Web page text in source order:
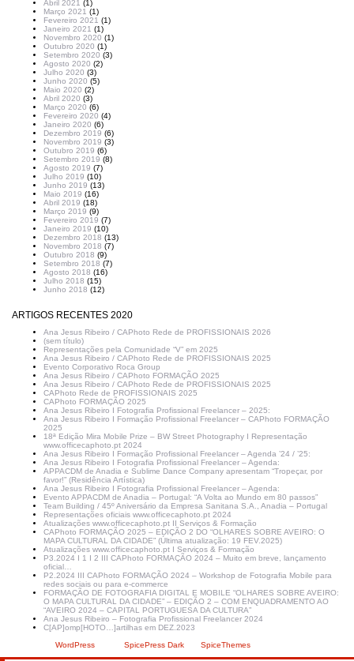
Abril 2021 (1)
Março 2021 (1)
Fevereiro 2021 (1)
Janeiro 2021 (1)
Novembro 2020 (1)
Outubro 2020 (1)
Setembro 2020 (3)
Agosto 2020 (2)
Julho 2020 (3)
Junho 2020 (5)
Maio 2020 (2)
Abril 2020 (3)
Março 2020 (6)
Fevereiro 2020 (4)
Janeiro 2020 (6)
Dezembro 2019 (6)
Novembro 2019 (3)
Outubro 2019 (6)
Setembro 2019 (8)
Agosto 2019 (7)
Julho 2019 (10)
Junho 2019 (13)
Maio 2019 (16)
Abril 2019 (18)
Março 2019 (9)
Fevereiro 2019 (7)
Janeiro 2019 (10)
Dezembro 2018 (13)
Novembro 2018 (7)
Outubro 2018 (9)
Setembro 2018 (7)
Agosto 2018 (16)
Julho 2018 (15)
Junho 2018 (12)
ARTIGOS RECENTES 2020
Ana Jesus Ribeiro / CAPhoto Rede de PROFISSIONAIS 2026
(sem título)
Representações pela Comunidade “V” em 2025
Ana Jesus Ribeiro / CAPhoto Rede de PROFISSIONAIS 2025
Evento Corporativo Roca Group
Ana Jesus Ribeiro / CAPhoto FORMAÇÃO 2025
Ana Jesus Ribeiro / CAPhoto Rede de PROFISSIONAIS 2025
CAPhoto Rede de PROFISSIONAIS 2025
CAPhoto FORMAÇÃO 2025
Ana Jesus Ribeiro I Fotografia Profissional Freelancer – 2025:
Ana Jesus Ribeiro I Formação Profissional Freelancer – CAPhoto FORMAÇÃO
2025
18ª Edição Mira Mobile Prize – BW Street Photography I Representação
www.officecaphoto.pt 2024
Ana Jesus Ribeiro I Formação Profissional Freelancer – Agenda ’24 / ’25:
Ana Jesus Ribeiro I Fotografia Profissional Freelancer – Agenda:
APPACDM de Anadia e Sublime Dance Company apresentam “Tropeçar, por
favor!” (Residência Artística)
Ana Jesus Ribeiro I Fotografia Profissional Freelancer – Agenda:
Evento APPACDM de Anadia – Portugal: “A Volta ao Mundo em 80 passos”
Team Building / 45º Aniversário da Empresa Sanitana S.A., Anadia – Portugal
Representações oficiais www.officecaphoto.pt 2024
Atualizações www.officecaphoto.pt II Serviços & Formação
CAPhoto FORMAÇÃO 2025 – EDIÇÃO 2 DO “OLHARES SOBRE AVEIRO: O
MAPA CULTURAL DA CIDADE” (Última atualização: 19 FEV.2025)
Atualizações www.officecaphoto.pt I Serviços & Formação
P3.2024 I 1 I 2 III CAPhoto FORMAÇÃO 2024 – Muito em breve, lançamento
oficial…
P2.2024 III CAPhoto FORMAÇÃO 2024 – Workshop de Fotografia Mobile para
redes sociais ou para e-commerce
FORMAÇÃO DE FOTOGRAFIA DIGITAL E MOBILE “OLHARES SOBRE AVEIRO:
O MAPA CULTURAL DA CIDADE” – EDIÇÃO 2 – COM ENQUADRAMENTO AO
“AVEIRO 2024 – CAPITAL PORTUGUESA DA CULTURA”
Ana Jesus Ribeiro – Fotografia Profissional Freelancer 2024
C[AP]omp[HOTO…]artilhas em DEZ.2023
WordPress SpicePress Dark SpiceThemes